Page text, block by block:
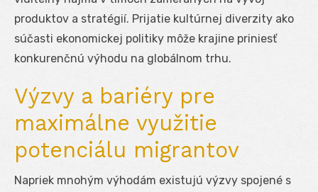
produktov a stratégií. Prijatie kultúrnej diverzity ako
súčasti ekonomickej politiky môže krajine priniesť
konkurenčnú výhodu na globálnom trhu.
Výzvy a bariéry pre
maximálne využitie
potenciálu migrantov
Napriek mnohým výhodám existujú výzvy spojené s